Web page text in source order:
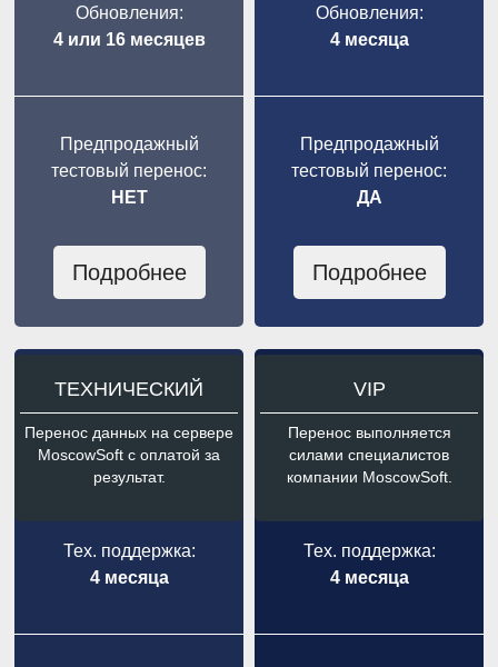
Обновления:
4 или 16 месяцев
Предпродажный
тестовый перенос:
НЕТ
Подробнее
Обновления:
4 месяца
Предпродажный
тестовый перенос:
ДА
Подробнее
ТЕХНИЧЕСКИЙ
Перенос данных на сервере
MoscowSoft с оплатой за
результат.
Тех. поддержка:
4 месяца
VIP
Перенос выполняется
силами специалистов
компании MoscowSoft.
Тех. поддержка:
4 месяца